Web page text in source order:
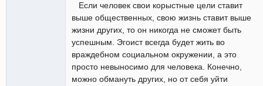
Если человек свои корыстные цели ставит
выше общественных, свою жизнь ставит выше
жизни других, то он никогда не сможет быть
успешным. Эгоист всегда будет жить во
враждебном социальном окружении, а это
просто невыносимо для человека. Конечно,
можно обмануть других, но от себя уйти